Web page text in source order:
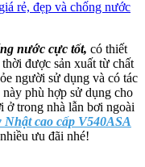
nước cực tốt, có thiết
được sản xuất từ chất
người sử dụng và có tác
phù hợp sử dụng cho
ở trong nhà lẫn bơi ngoài
cao cấp V540ASA
ưu đãi nhé!